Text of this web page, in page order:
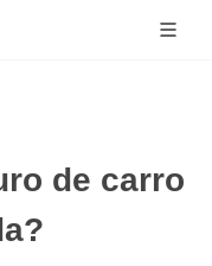
de carro